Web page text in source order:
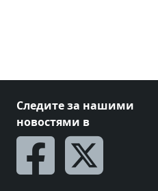
Следите за нашими
новостями в